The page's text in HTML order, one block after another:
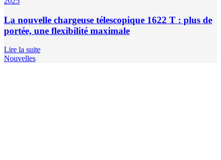
La nouvelle chargeuse télescopique 1622 T : plus de
portée, une flexibilité maximale
Lire la suite
Nouvelles